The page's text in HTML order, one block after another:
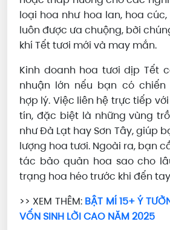
loại hoa như hoa lan, hoa
luôn được ưa chuộng, bởi
khí Tết tươi mới và may mắn.
Kinh doanh hoa tươi dịp Tết
nhuận lớn nếu bạn có
hợp lý. Việc liên hệ trực tiếp
tín, đặc biệt là những vùng
như Đà Lạt hay Sơn Tây, giúp
lượng hoa tươi. Ngoài ra, bạn
tác bảo quản hoa sao cho
trạng hoa héo trước khi đến
>> XEM THÊM: BẬT MÍ 15+ Ý
VỐN SINH LỜI CAO NĂM 2025